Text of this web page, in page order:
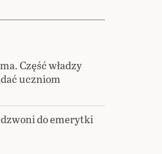
Część władzy
uczniom
do emerytki